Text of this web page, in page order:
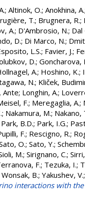
; Altinok, O.; Anokhina, A.
T.; Brugnera, R.;
A.; D'Ambrosio, N.; Dal
D.; Di Marco, N.;
L.S.; Favier, J.;
D.; Goncharova,
A.; Hoshino, K.;
N.; Kliček,
Ante; Longhin, A.;
F.; Meregaglia, A.;
; Nakamura, M.; Nakano,
Park, B.D.; Park, I.G.;
F.; Rescigno, R.;
O.; Sato, Y.;
M.; Sirignano, C.;
F.; Tezuka, I.;
Wonsak, B.; Yakushev, V.
interactions with